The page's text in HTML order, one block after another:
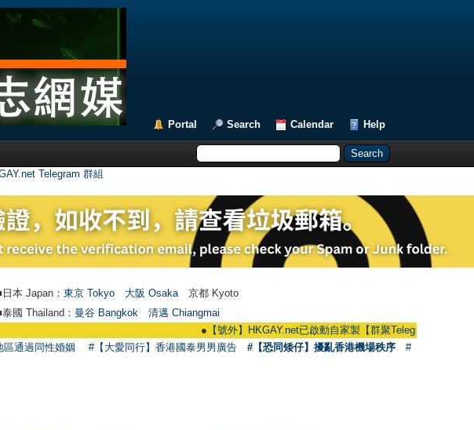
Portal Search Calendar Help
Telegram 群組
本 Japan： 東京 Tokyo 大阪 Osaka 京都 Kyoto
國 Thailand： 曼谷 Bangkok
清邁 Chiangmai
【號外】HKGAY.net已啟動自家製【群聚Telegram群組】
區通過同性婚姻 #【大愛同行】香港國泰男男廣告 #【恐同矮仔】擾亂香港機場秩序
#